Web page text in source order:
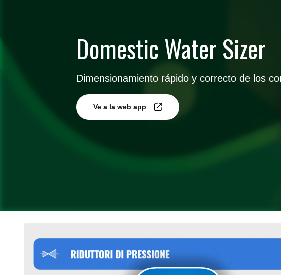
Domestic Water Sizer
Dimensionamiento rápido y correcto de los
Ve a la web app